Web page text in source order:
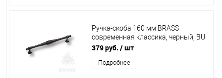
Ручка-скоба 160 мм BRASS
современная классика, черный, BU
004.160.09***
379 руб. / шт
Подробнее